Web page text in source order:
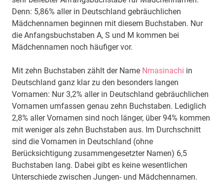
Denn: 5,86% aller in Deutschland gebräuchlichen
Mädchennamen beginnen mit diesem Buchstaben. Nur
die Anfangsbuchstaben A, S und M kommen bei
Mädchennamen noch häufiger vor.
Mit zehn Buchstaben zählt der Name Nmasinachi in
Deutschland ganz klar zu den besonders langen
Vornamen: Nur 3,2% aller in Deutschland gebräuchlichen
Vornamen umfassen genau zehn Buchstaben. Lediglich
2,8% aller Vornamen sind noch länger, über 94% kommen
mit weniger als zehn Buchstaben aus. Im Durchschnitt
sind die Vornamen in Deutschland (ohne
Berücksichtigung zusammengesetzter Namen) 6,5
Buchstaben lang. Dabei gibt es keine wesentlichen
Unterschiede zwischen Jungen- und Mädchennamen.